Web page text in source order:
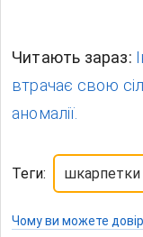
Читають зараз:
втрачає свою
аномалії.
Теги: шкарпетки
Чому ви можете